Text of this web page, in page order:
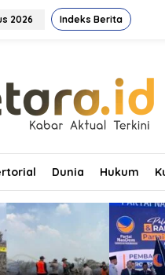
2026 Indeks Berita
Dunia Hukum